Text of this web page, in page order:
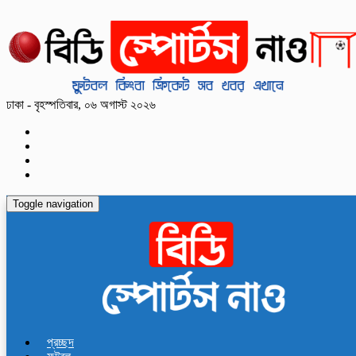
ঢাকা - বৃহস্পতিবার, ০৬ অগাস্ট ২০২৬
Toggle navigation
প্রচ্ছদ